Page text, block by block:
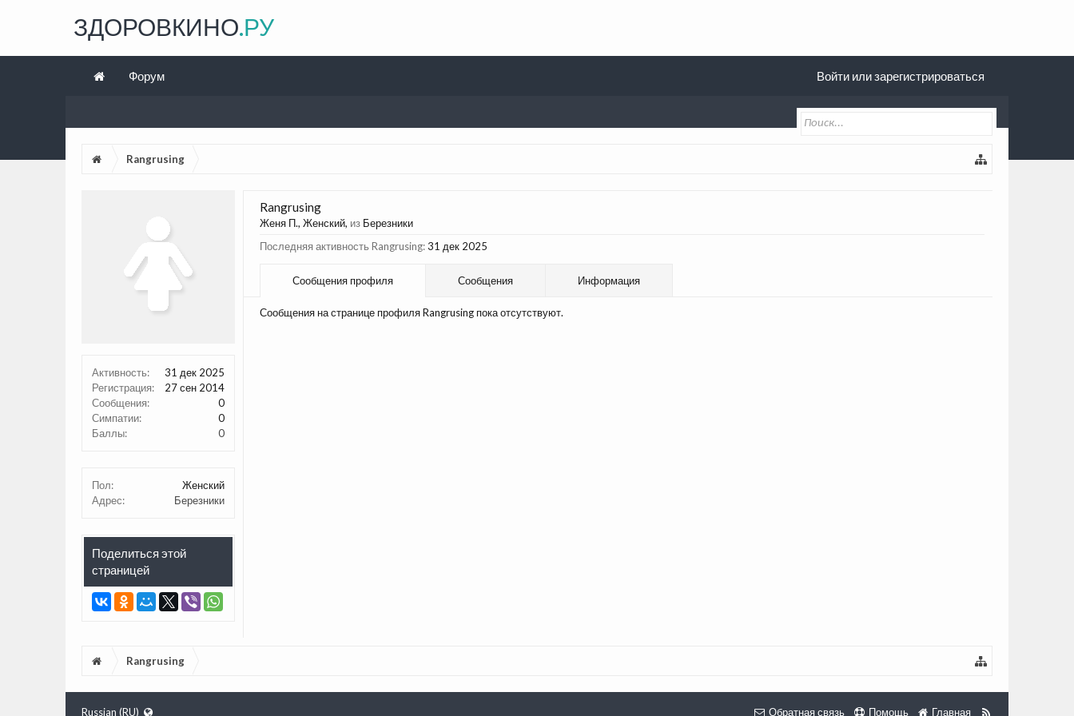
Rangrusing
Активность:
31 дек 2025
Регистрация:
27 сен 2014
Сообщения:
0
Симпатии:
0
Баллы:
0
Пол:
Женский
Адрес:
Березники
Поделиться этой
страницей
Rangrusing
Женя П., Женский, из Березники
Последняя активность Rangrusing:31 дек 2025
Сообщения профиля Сообщения Информация
Сообщения на странице профиля Rangrusing пока отсутствуют.
Rangrusing
ЗДОРОВКИНО.РУ
Форум Войти или зарегистрироваться
Russian (RU) Обратная связь Помощь Главная